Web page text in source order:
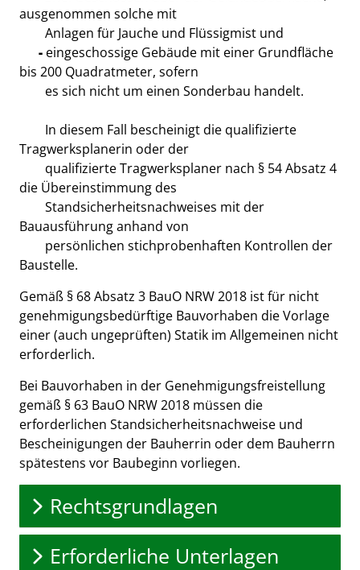
ausgenommen solche mit
Anlagen für Jauche und Flüssigmist und
- eingeschossige Gebäude mit einer Grundfläche
bis 200 Quadratmeter, sofern
es sich nicht um einen Sonderbau handelt.
In diesem Fall bescheinigt die qualifizierte
Tragwerksplanerin oder der
qualifizierte Tragwerksplaner nach § 54 Absatz 4
die Übereinstimmung des
Standsicherheitsnachweises mit der
Bauausführung anhand von
persönlichen stichprobenhaften Kontrollen der
Baustelle.
Gemäß § 68 Absatz 3 BauO NRW 2018 ist für nicht
genehmigungsbedürftige Bauvorhaben die Vorlage
einer (auch ungeprüften) Statik im Allgemeinen nicht
erforderlich.
Bei Bauvorhaben in der Genehmigungsfreistellung
gemäß § 63 BauO NRW 2018 müssen die
erforderlichen Standsicherheitsnachweise und
Bescheinigungen der Bauherrin oder dem Bauherrn
spätestens vor Baubeginn vorliegen.
Rechtsgrundlagen
Erforderliche Unterlagen